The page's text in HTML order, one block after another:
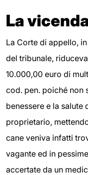
La
La Corte di appello,
del tribunale,
10.000,00 euro di
cod. pen. poiché non
benessere e la salute
proprietario,
cane veniva infatti
vagante ed in
accertate da un